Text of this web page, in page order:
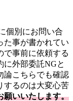
個別にお問い合
た事が書かれてい
で事前に依頼する
に外部委託NGと
論こちらでも確認
するのは大変心苦
願いいたします。